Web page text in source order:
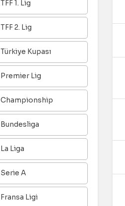
TFF 1. Lig
TFF 2. Lig
Türkiye Kupası
Premier Lig
Championship
Bundesliga
La Liga
Serie A
Fransa Ligi